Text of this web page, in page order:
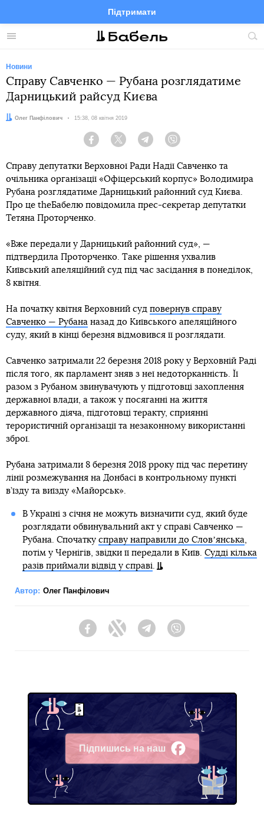
Меню
Підтримати
FacebookTelegramTwitter
Новини
Справу Савченко — Рубана розглядатиме
Дарницький райсуд Києва
Автор:
Олег Панфілович Дата:
15:38, 08 квітня 2019
Facebook Twitter Telegram
Справу депутатки Верховної Ради Надії Савченко та
очільника організації «Офіцерський корпус» Володимира
Рубана розглядатиме Дарницький районний суд Києва.
Про це theБабелю повідомила прес-секретар депутатки
Тетяна Проторченко.
«Вже передали у Дарницький районний суд», —
підтвердила Проторченко. Таке рішення ухвалив
Київський апеляційний суд під час засідання в понеділок,
8 квітня.
На початку квітня Верховний суд повернув справу
Савченко — Рубана назад до Київського апеляційного
суду, який в кінці березня відмовився її розглядати.
Савченко затримали 22 березня 2018 року у Верховній Раді
після того, як парламент зняв з неї недоторканність. Її
разом з Рубаном звинувачують у підготовці захоплення
державної влади, а також у посяганні на життя
державного діяча, підготовці теракту, сприянні
терористичній організації та незаконному використанні
зброї.
Рубана затримали 8 березня 2018 рроку під час перетину
лінії розмежування на Донбасі в контрольному пункті
в’їзду та виїзду «Майорськ».
В Україні з січня не можуть визначити суд, який буде
розглядати обвинувальний акт у справі Савченко —
Рубана. Спочатку справу направили до Словʼянська,
потім у Чернігів, звідки її передали в Київ. Судді кілька
разів приймали відвід у справі.
Автор: Олег Панфілович
FacebookTwitter Telegram
Підпишись на наш
Facebook